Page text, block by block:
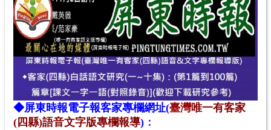
◆屏東時報電子報客家專欄網址(臺灣唯一有客家
(四縣)語音文字版專欄報導) ：